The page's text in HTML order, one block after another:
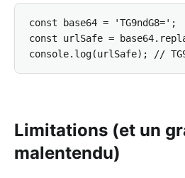
const base64 = 'TG9ndG8=';
const urlSafe =
console.log(urlSafe); //
Limitations (et un
malentendu)